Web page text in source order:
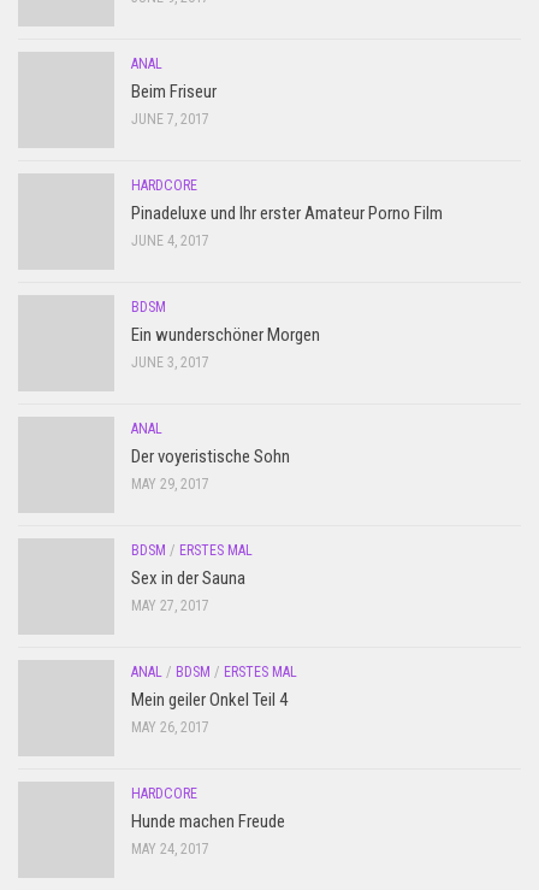
ANAL
Beim Friseur
JUNE 7, 2017
HARDCORE
Pinadeluxe und Ihr erster Amateur Porno Film
JUNE 4, 2017
BDSM
Ein wunderschöner Morgen
JUNE 3, 2017
ANAL
Der voyeristische Sohn
MAY 29, 2017
BDSM / ERSTES MAL
Sex in der Sauna
MAY 27, 2017
ANAL / BDSM / ERSTES MAL
Mein geiler Onkel Teil 4
MAY 26, 2017
HARDCORE
Hunde machen Freude
MAY 24, 2017